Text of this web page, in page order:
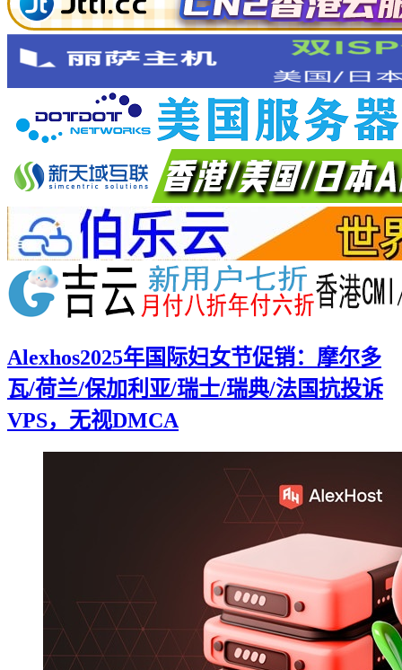
Alexhos2025年国际妇女节促销：摩尔多
瓦/荷兰/保加利亚/瑞士/瑞典/法国抗投诉
VPS，无视DMCA